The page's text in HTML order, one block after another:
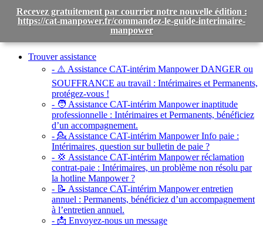
Toggle
navigationTrouver assistance
- ⚠️ Assistance CAT-intérim Manpower DANGER ou
SOUFFRANCE au travail : Intérimaires et Permanents,
protégez-vous !
- 🧑 Assistance CAT-intérim Manpower inaptitude
professionnelle : Intérimaires et Permanents, bénéficiez
d’un accompagnement.
- 💁 Assistance CAT-intérim Manpower Info paie :
Intérimaires, question sur bulletin de paie ?
- 💢 Assistance CAT-intérim Manpower réclamation
contrat-paie : Intérimaires, un problème non résolu par
la hotline Manpower ?
- 📝 Assistance CAT-intérim Manpower entretien
annuel : Permanents, bénéficiez d’un accompagnement
à l’entretien annuel.
- 📩 Envoyez-nous un message
Recevez gratuitement par courrier notre nouvelle édition :
https://cat-manpower.fr/commandez-le-guide-interimaire-
manpower